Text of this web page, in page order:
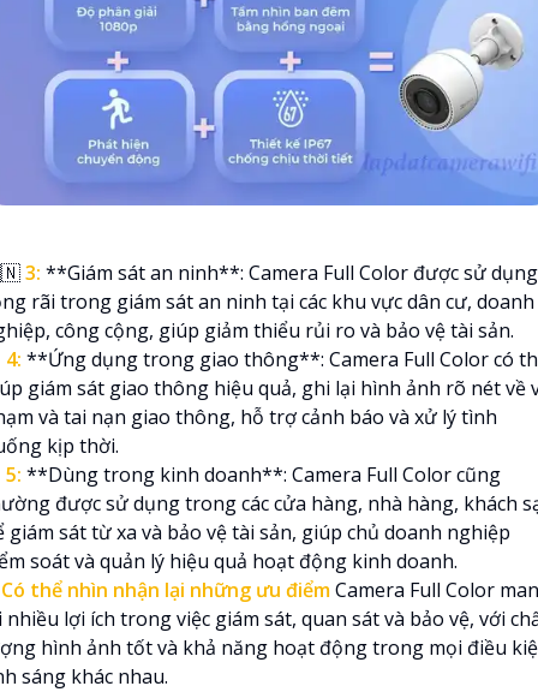
3: **Giám sát an ninh**: Camera Full Color được sử dụng
rãi trong giám sát an ninh tại các khu vực dân cư, doanh
công cộng, giúp giảm thiểu rủi ro và bảo vệ tài sản.
4: **Ứng dụng trong giao thông**: Camera Full Color có
giám sát giao thông hiệu quả, ghi lại hình ảnh rõ nét về
và tai nạn giao thông, hỗ trợ cảnh báo và xử lý tình
kịp thời.
5: **Dùng trong kinh doanh**: Camera Full Color cũng
được sử dụng trong các cửa hàng, nhà hàng, khách
giám sát từ xa và bảo vệ tài sản, giúp chủ doanh nghiệp
soát và quản lý hiệu quả hoạt động kinh doanh.
Có thể nhìn nhận lại những ưu điểmCamera Full Color
nhiều lợi ích trong việc giám sát, quan sát và bảo vệ, với
hình ảnh tốt và khả năng hoạt động trong mọi điều
sáng khác nhau.